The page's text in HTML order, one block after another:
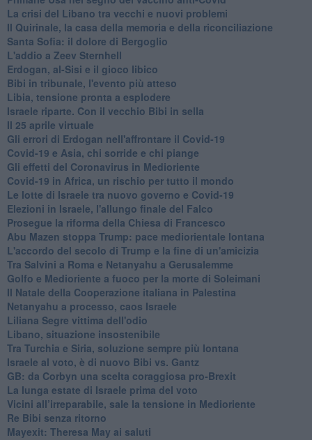
La crisi del Libano tra vecchi e nuovi problemi
Il Quirinale, la casa della memoria e della riconciliazione
Santa Sofia: il dolore di Bergoglio
L'addio a ​Zeev Sternhell
Erdogan, al-Sisi e il gioco libico
Bibi in tribunale, l'evento più atteso
Libia, tensione pronta a esplodere
Israele riparte. Con il vecchio Bibi in sella
Il 25 aprile virtuale
Gli errori di Erdogan nell'affrontare il Covid-19
Covid-19 e Asia, chi sorride e chi piange
Gli effetti del Coronavirus in Medioriente
Covid-19 in Africa, un rischio per tutto il mondo
Le lotte di Israele tra nuovo governo e Covid-19
Elezioni in Israele, l'allungo finale del Falco
Prosegue la riforma della Chiesa di Francesco
Abu Mazen stoppa Trump: pace mediorientale lontana
L'accordo del secolo di Trump e la fine di un'amicizia
Tra Salvini a Roma e Netanyahu a Gerusalemme
Golfo e Medioriente a fuoco per la morte di Soleimani
Il Natale della Cooperazione italiana in Palestina
Netanyahu a processo, caos Israele
Liliana Segre vittima dell'odio
Libano, situazione insostenibile
Tra Turchia e Siria, soluzione sempre più lontana
Israele al voto, è di nuovo Bibi vs. Gantz
GB: da Corbyn una scelta coraggiosa pro-Brexit
La lunga estate di Israele prima del voto
Vicini all’irreparabile, sale la tensione in Medioriente
Re Bibi senza ritorno
Mayexit: Theresa May ai saluti